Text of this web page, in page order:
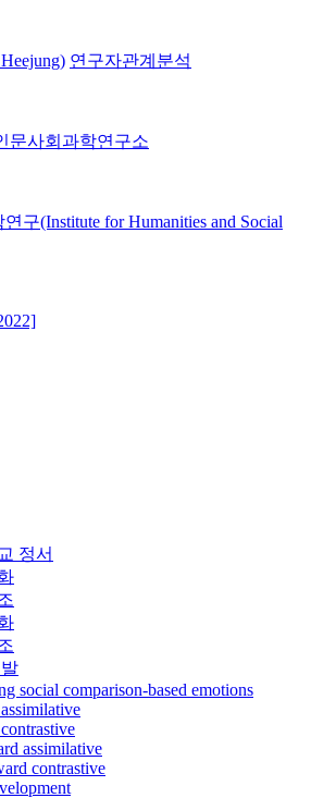
연구자관계분석
문사회과학연구소
구(Institute for Humanities and Social
정서
social comparison-based emotions
assimilative
contrastive